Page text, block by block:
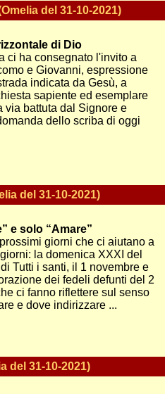
del 31-10-2021)
di Dio
ci ha consegnato l'invito a
e Giovanni, espressione
indicata da Gesù, a
sapiente ed esemplare
via battuta dal Signore e
dello scriba di oggi
del 31-10-2021)
e solo “Amare”
giorni che ci aiutano a
la domenica XXXI del
Tutti i santi, il 1 novembre e
dei fedeli defunti del 2
ci fanno riflettere sul senso
e dove indirizzare ...
del 31-10-2021)